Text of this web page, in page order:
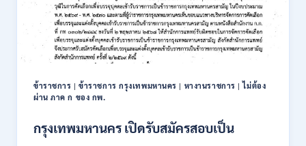
บรรจุ
เป็น
พนักงาน
รัฐวิสาหกิจ
16
/
ป.ตรี
ส
ข้าราชการ |ข้าราชการ กรุงเทพมหานคร | หางานราชการ |ไม่ต้อง
ผ่าน ภาค ก ของ กพ.
กรุงเทพมหานคร เปิดรับสมัครสอบเป็น